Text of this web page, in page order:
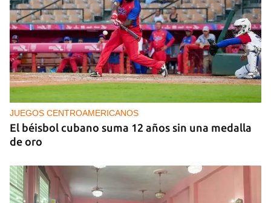
Arturo Sandoval en concierto junto a Chucho
Valdés
JUEGOS CENTROAMERICANOS
El béisbol cubano suma 12 años sin una medalla
de oro